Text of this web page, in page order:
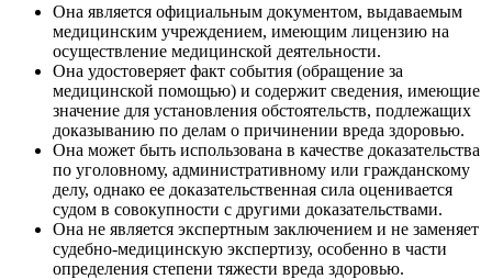
Она является официальным документом, выдаваемым
медицинским учреждением, имеющим лицензию на
осуществление медицинской деятельности.
Она удостоверяет факт события (обращение за
медицинской помощью) и содержит сведения, имеющие
значение для установления обстоятельств, подлежащих
доказыванию по делам о причинении вреда здоровью.
Она может быть использована в качестве доказательства
по уголовному, административному или гражданскому
делу, однако ее доказательственная сила оценивается
судом в совокупности с другими доказательствами.
Она не является экспертным заключением и не заменяет
судебно-медицинскую экспертизу, особенно в части
определения степени тяжести вреда здоровью.